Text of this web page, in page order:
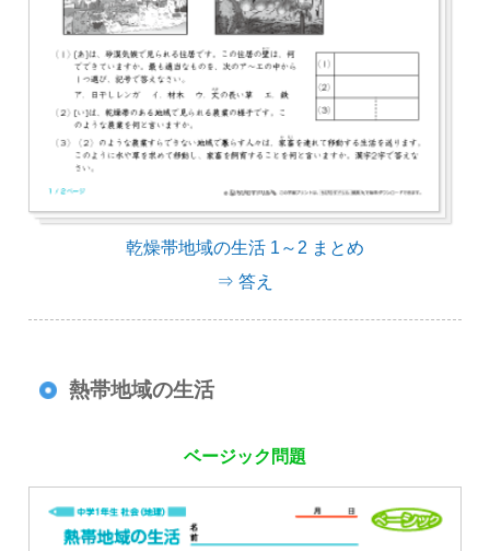
乾燥帯地域の生活 1～2 まとめ
⇒ 答え
熱帯地域の生活
ベージック問題